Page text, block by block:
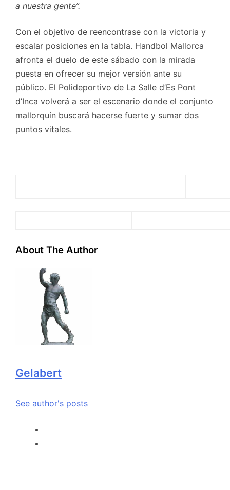
a nuestra gente”.
Con el objetivo de reencontrase con la victoria y
escalar posiciones en la tabla. Handbol Mallorca
afronta el duelo de este sábado con la mirada
puesta en ofrecer su mejor versión ante su
público. El Polideportivo de La Salle d’Es Pont
d’Inca volverá a ser el escenario donde el conjunto
mallorquín buscará hacerse fuerte y sumar dos
puntos vitales.
About The Author
Gelabert
See author's posts